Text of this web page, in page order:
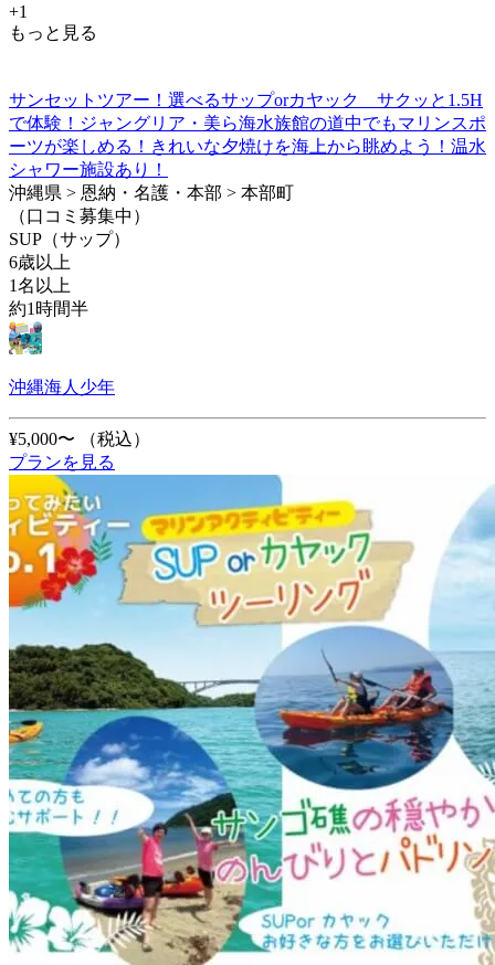
+1
もっと見る
サンセットツアー！選べるサップorカヤック サクッと1.5H
で体験！ジャングリア・美ら海水族館の道中でもマリンスポ
ーツが楽しめる！きれいな夕焼けを海上から眺めよう！温水
シャワー施設あり！
沖縄県 > 恩納・名護・本部 > 本部町
（口コミ募集中）
SUP（サップ）
6歳以上
1名以上
約1時間半
沖縄海人少年
¥5,000〜
（税込）
プランを見る